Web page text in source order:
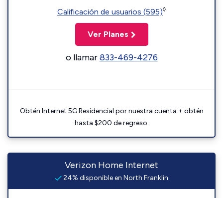
Calificación de usuarios (595)◊
Ver Planes
o llamar833-469-4276
Obtén Internet 5G Residencial por nuestra cuenta + obtén
hasta $200 de regreso.
Verizon Home Internet
24% disponible en North Franklin